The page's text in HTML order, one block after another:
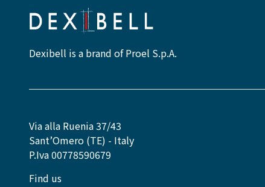
Dexibell is a brand of Proel S.p.A.
Via alla Ruenia 37/43
Sant’Omero (TE) - Italy
P.Iva 00778590679
Find us